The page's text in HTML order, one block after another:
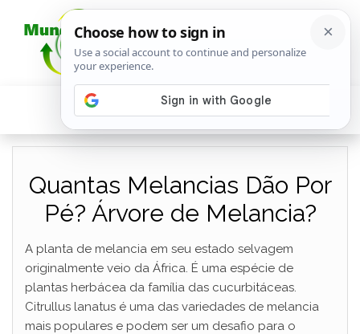
Quantas Melancias Dão Por
Pé? Árvore de Melancia?
A planta de melancia em seu estado selvagem
originalmente veio da África. É uma espécie de
plantas herbácea da família das cucurbitáceas.
Citrullus lanatus é uma das variedades de melancia
mais populares e podem ser um desafio para o